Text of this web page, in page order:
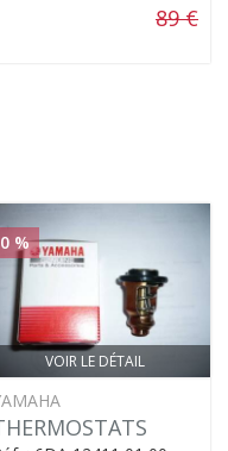
89 €
VOIR LE DÉTAIL
%